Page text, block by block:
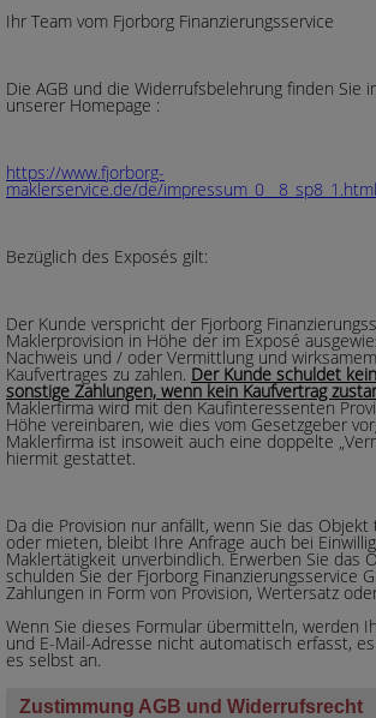
Ihr Team vom Fjorborg Finanzierungsservice
Die AGB und die Widerrufsbelehrung finden Sie
unserer Homepage :
https://www.fjorborg-
maklerservice.de/de/impressum_0__8_sp8_1.html
Bezüglich des Exposés gilt:
Der Kunde verspricht der Fjorborg
Maklerprovision in Höhe der im Exposé
Nachweis und / oder Vermittlung und
Kaufvertrages zu zahlen. Der Kunde schuldet
sonstige Zahlungen, wenn kein Kaufvertrag
Maklerfirma wird mit den Kaufinteressenten
Höhe vereinbaren, wie dies vom Gesetzgeber
Maklerfirma ist insoweit auch eine doppelte
hiermit gestattet.
Da die Provision nur anfällt, wenn Sie das
oder mieten, bleibt Ihre Anfrage auch bei
Maklertätigkeit unverbindlich. Erwerben Sie das
schulden Sie der Fjorborg Finanzierungsservice
Zahlungen in Form von Provision, Wertersatz
Wenn Sie dieses Formular übermitteln, werden
und E-Mail-Adresse nicht automatisch erfasst,
es selbst an.
Zustimmung AGB und Widerrufsrecht